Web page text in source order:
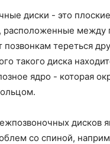
диски - это
расположенные между
позвонкам тереться
такого диска
ядро - которая
дисков
со спиной,